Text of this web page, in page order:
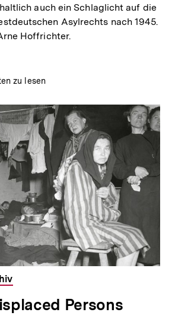
auch ein Schlaglicht auf die
Asylrechts nach 1945.
Hoffrichter.
zu lesen
Persons